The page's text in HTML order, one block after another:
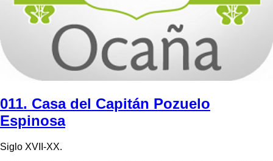
011. Casa del Capitán Pozuelo
Espinosa
Siglo XVII-XX.